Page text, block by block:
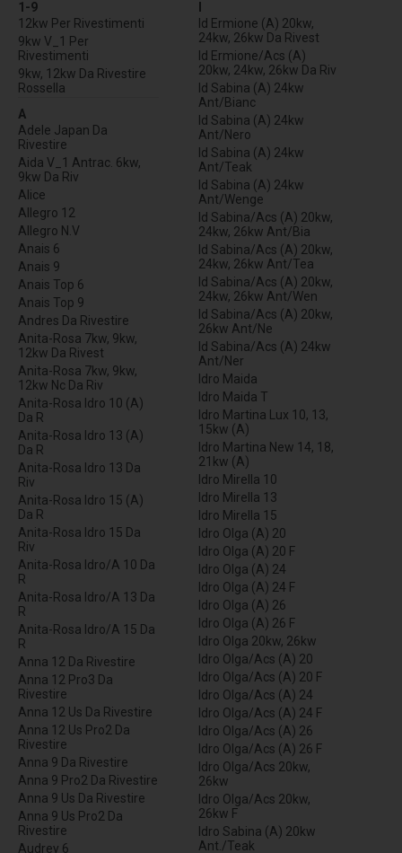
1-9
12kw Per Rivestimenti
9kw V_1 Per
Rivestimenti
9kw, 12kw Da Rivestire
Rossella
A
Adele Japan Da
Rivestire
Aida V_1 Antrac. 6kw,
9kw Da Riv
Alice
Allegro 12
Allegro N.V
Anais 6
Anais 9
Anais Top 6
Anais Top 9
Andres Da Rivestire
Anita-Rosa 7kw, 9kw,
12kw Da Rivest
Anita-Rosa 7kw, 9kw,
12kw Nc Da Riv
Anita-Rosa Idro 10 (A)
Da R
Anita-Rosa Idro 13 (A)
Da R
Anita-Rosa Idro 13 Da
Riv
Anita-Rosa Idro 15 (A)
Da R
Anita-Rosa Idro 15 Da
Riv
Anita-Rosa Idro/A 10 Da
R
Anita-Rosa Idro/A 13 Da
R
Anita-Rosa Idro/A 15 Da
R
Anna 12 Da Rivestire
Anna 12 Pro3 Da
Rivestire
Anna 12 Us Da Rivestire
Anna 12 Us Pro2 Da
Rivestire
Anna 9 Da Rivestire
Anna 9 Pro2 Da Rivestire
Anna 9 Us Da Rivestire
Anna 9 Us Pro2 Da
Rivestire
Audrey 6
Id Ermione (A) 20kw,
24kw, 26kw Da Rivest
Id Ermione/Acs (A)
20kw, 24kw, 26kw Da Riv
Id Sabina (A) 24kw
Ant/Bianc
Id Sabina (A) 24kw
Ant/Nero
Id Sabina (A) 24kw
Ant/Teak
Id Sabina (A) 24kw
Ant/Wenge
Id Sabina/Acs (A) 20kw,
24kw, 26kw Ant/Bia
Id Sabina/Acs (A) 20kw,
24kw, 26kw Ant/Tea
Id Sabina/Acs (A) 20kw,
24kw, 26kw Ant/Wen
Id Sabina/Acs (A) 20kw,
26kw Ant/Ne
Id Sabina/Acs (A) 24kw
Ant/Ner
Idro Maida
Idro Maida T
Idro Martina Lux 10, 13,
15kw (A)
Idro Martina New 14, 18,
21kw (A)
Idro Mirella 10
Idro Mirella 13
Idro Mirella 15
Idro Olga (A) 20
Idro Olga (A) 20 F
Idro Olga (A) 24
Idro Olga (A) 24 F
Idro Olga (A) 26
Idro Olga (A) 26 F
Idro Olga 20kw, 26kw
Idro Olga/Acs (A) 20
Idro Olga/Acs (A) 20 F
Idro Olga/Acs (A) 24
Idro Olga/Acs (A) 24 F
Idro Olga/Acs (A) 26
Idro Olga/Acs (A) 26 F
Idro Olga/Acs 20kw,
26kw
Idro Olga/Acs 20kw,
26kw F
Idro Sabina (A) 20kw
Ant./Teak